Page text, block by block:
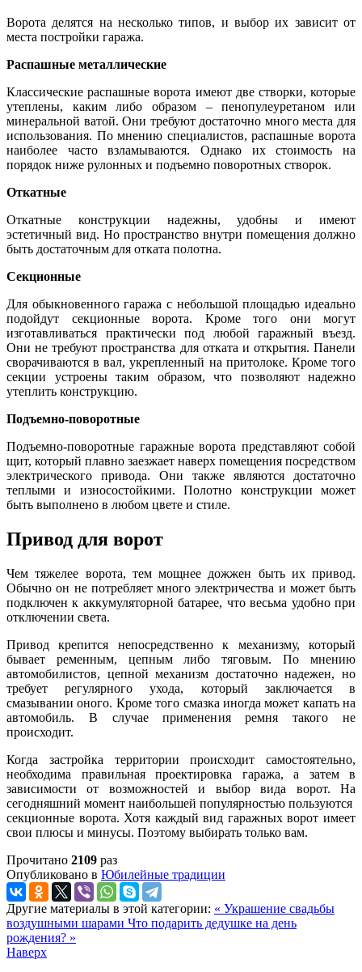
Ворота делятся на несколько типов, и выбор их зависит от
места постройки гаража.
Распашные металлические
Классические распашные ворота имеют две створки, которые
утеплены, каким либо образом – пенопулеуретаном или
минеральной ватой. Они требуют достаточно много места для
использования. По мнению специалистов, распашные ворота
наиболее часто взламываются. Однако их стоимость на
порядок ниже рулонных и подъемно поворотных створок.
Откатные
Откатные конструкции надежны, удобны и имеют
эстетичный вид. Но пространство внутри помещения должно
быть достаточным для отката полотна.
Секционные
Для обыкновенного гаража с небольшой площадью идеально
подойдут секционные ворота. Кроме того они могут
изготавливаться практически под любой гаражный въезд.
Они не требуют пространства для отката и открытия. Панели
сворачиваются в вал, укрепленный на притолоке. Кроме того
секции устроены таким образом, что позволяют надежно
утеплить конструкцию.
Подъемно-поворотные
Подъемно-поворотные гаражные ворота представляют собой
щит, который плавно заезжает наверх помещения посредством
электрического привода. Они также являются достаточно
теплыми и износостойкими. Полотно конструкции может
быть выполнено в любом цвете и стиле.
Привод для ворот
Чем тяжелее ворота, тем мощнее дожжен быть их привод.
Обычно он не потребляет много электричества и может быть
подключен к аккумуляторной батарее, что весьма удобно при
отключении света.
Привод крепится непосредственно к механизму, который
бывает ременным, цепным либо тяговым. По мнению
автомобилистов, цепной механизм достаточно надежен, но
требует регулярного ухода, который заключается в
смазывании оного. Кроме того смазка иногда может капать на
автомобиль. В случае применения ремня такого не
происходит.
Когда застройка территории происходит самостоятельно,
необходима правильная проектировка гаража, а затем в
зависимости от возможностей и выбор вида ворот. На
сегодняшний момент наибольшей популярностью пользуются
секционные ворота. Хотя каждый вид гаражных ворот имеет
свои плюсы и минусы. Поэтому выбирать только вам.
Прочитано 2109 раз
Опубликовано в Юбилейные традиции
Другие материалы в этой категории: « Украшение свадьбы
воздушными шарами Что подарить дедушке на день
рождения? »
Наверх